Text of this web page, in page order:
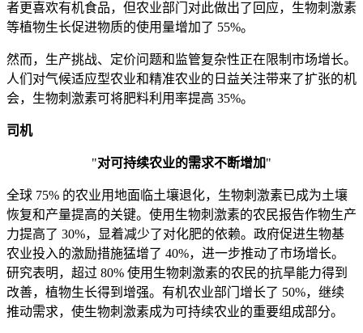
者更喜欢有机食品，但农业部门对此做出了回应，生物刺激素
等植物生长促进物质的使用量增加了 55%。
然而，生产挑战、定价问题和监管复杂性正在限制市场增长。
人们对气候适应型农业和精准农业的日益关注带来了扩张的机
会，生物刺激素可将肥料利用率提高 35%。
司机
"对可持续农业的需求不断增加"
全球 75% 的农业用地面临土壤退化，生物刺激素已成为土壤
恢复和产量提高的关键。使用生物刺激素的农民报告作物生产
力提高了 30%，显着减少了对化肥的依赖。政府促进生物基
农业投入的激励措施猛增了 40%，进一步推动了市场增长。
研究表明，超过 80% 使用生物刺激素的农民的抗旱能力得到
改善，植物生长得到增强。有机农业部门增长了 50%，继续
推动需求，使生物刺激素成为可持续农业的重要组成部分。